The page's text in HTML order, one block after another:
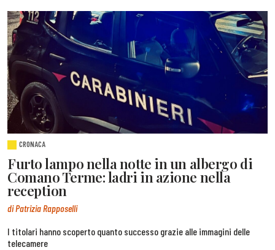
CRONACA
Furto lampo nella notte in un albergo di
Comano Terme: ladri in azione nella
reception
di Patrizia Rapposelli
I titolari hanno scoperto quanto successo grazie alle immagini delle
telecamere